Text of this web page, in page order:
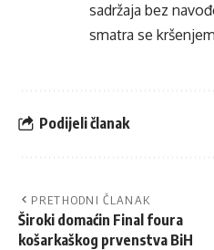
sadržaja bez
smatra se
Podijeli članak
PRETHODNI ČLANAK
Široki domaćin Final foura
košarkaškog prvenstva BiH